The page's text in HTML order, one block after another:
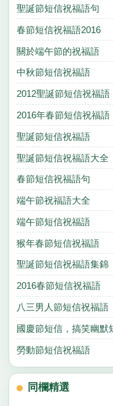
聖誕節短信祝福語句
春節短信祝福語2016
關於端午節的祝福語
中秋節短信祝福語
2012聖誕節短信祝福語
2016年春節短信祝福語
聖誕節短信祝福語
聖誕節短信祝福語大全
春節短信祝福語句
端午節祝福語大全
端午節短信祝福語
猴年春節短信祝福語
聖誕節短信祝福語集錦
2016春節短信祝福語
八三男人節短信祝福語
國慶節短信，搞笑幽默
勞動節短信祝福語
同欄精選